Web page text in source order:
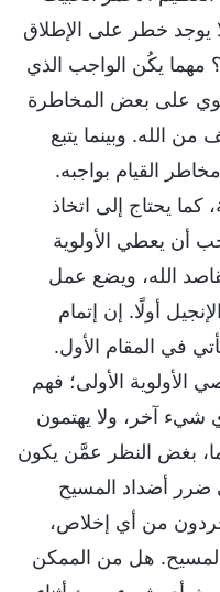
يوجد خطر على الإطلاق
مهما يكُن الواجب الذي
على بعض المخاطرة
الله. وبينما يتبع
القيام بواجبه.
يحتاج إلى اتخاذ
أن يعطي الأولوية
الله، ويضع عمل
أولًا. إن إتمام
في المقام الأول.
الأولوية الأولى؛ فهم
شيء آخر، ولا يهتمون
بغض النظر عمَّن يكون
أضداد المسيح
من أي إخلاص،
هل من الممكن